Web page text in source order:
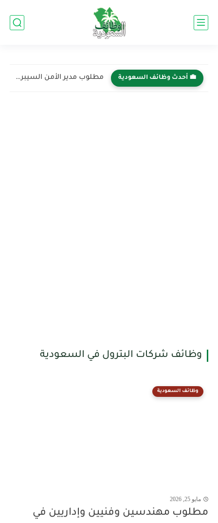
💼 أحدث وظائف السعودية مطلوب مدير الأمن السيبراني في الشركة السعودية لمنتجات الألبان والأغذية...
وظائف شركات البترول في السعودية
وظائف السعودية
مايو 25, 2026
مطلوب مهندسين وفنيين وإداريين في